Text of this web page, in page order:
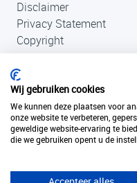
Disclaimer
Privacy Statement
Copyright
Contact
Wij gebruiken cookies
We kunnen deze plaatsen voor
onze website te verbeteren,
geweldige website-ervaring te
die we gebruiken opent u de